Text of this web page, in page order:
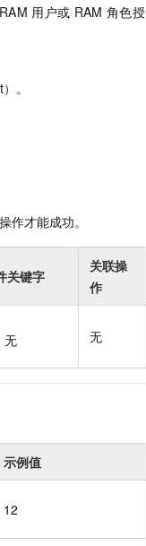
RAM 用户或 RAM 角色授
。
才能成功。
关键字
关联操
作
无 无
示例值
12